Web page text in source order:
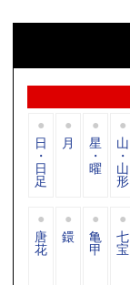
日
・
日
足
月 星
・
曜
山
・
山
形
唐
花
鐶 亀
甲
七
宝